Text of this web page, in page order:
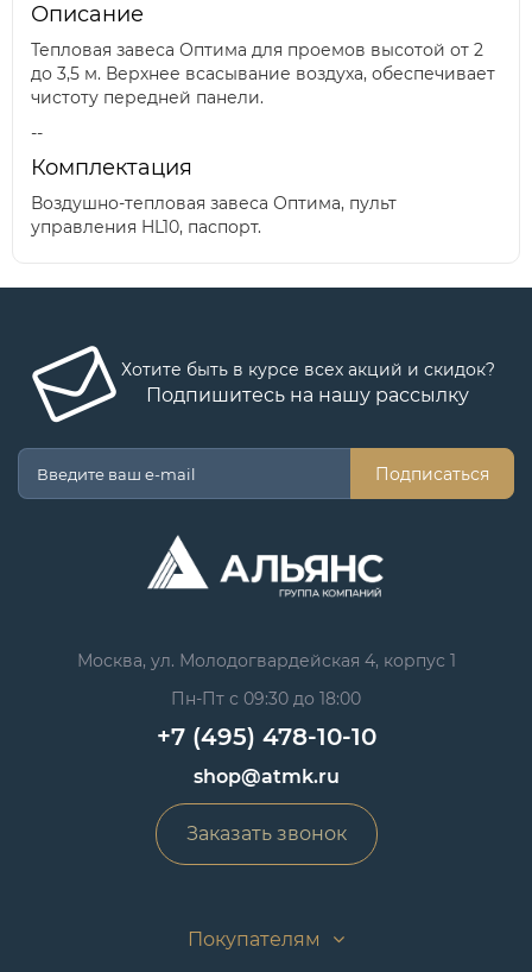
Описание
Тепловая завеса Оптима для проемов высотой от 2
до 3,5 м. Верхнее всасывание воздуха, обеспечивает
чистоту передней панели.
--
Комплектация
Воздушно-тепловая завеса Оптима, пульт
управления HL10, паспорт.
Хотите быть в курсе всех акций и скидок?
Подпишитесь на нашу рассылку
Подписаться
Москва, ул. Молодогвардейская 4, корпус 1
Пн-Пт с 09:30 до 18:00
+7 (495) 478-10-10
shop@atmk.ru
Заказать звонок
Покупателям